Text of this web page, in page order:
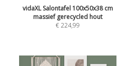
vidaXL Salontafel 100x50x38 cm
massief gerecycled hout
€224,99